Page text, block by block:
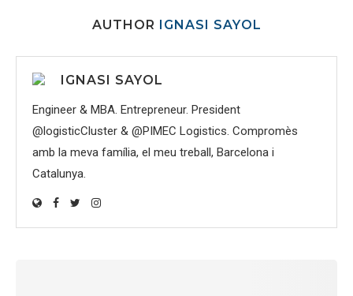
AUTHOR IGNASI SAYOL
IGNASI SAYOL
Engineer & MBA. Entrepreneur. President
@logisticCluster & @PIMEC Logistics. Compromès
amb la meva família, el meu treball, Barcelona i
Catalunya.